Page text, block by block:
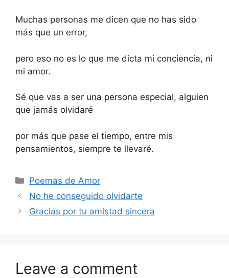
Muchas personas me dicen que no has sido
más que un error,
pero eso no es lo que me dicta mi conciencia, ni
mi amor.
Sé que vas a ser una persona especial, alguien
que jamás olvidaré
por más que pase el tiempo, entre mis
pensamientos, siempre te llevaré.
Categories
Poemas de Amor
No he conseguido olvidarte
Gracias por tu amistad sincera
Leave a comment